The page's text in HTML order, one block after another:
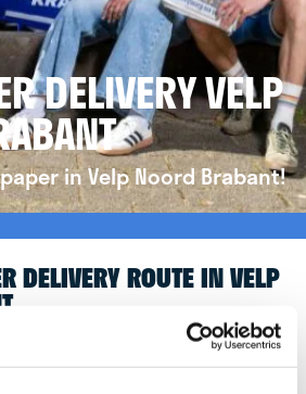
DELIVERY VELP
in Velp Noord Brabant!
DELIVERY ROUTE IN VELP
interested in a newspaper